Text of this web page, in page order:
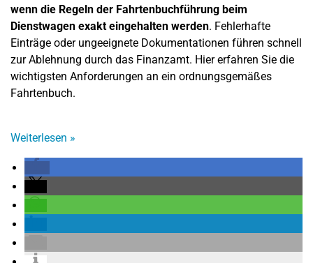
wenn die Regeln der Fahrtenbuchführung beim
Dienstwagen exakt eingehalten werden. Fehlerhafte
Einträge oder ungeeignete Dokumentationen führen schnell
zur Ablehnung durch das Finanzamt. Hier erfahren Sie die
wichtigsten Anforderungen an ein ordnungsgemäßes
Fahrtenbuch.
Weiterlesen »